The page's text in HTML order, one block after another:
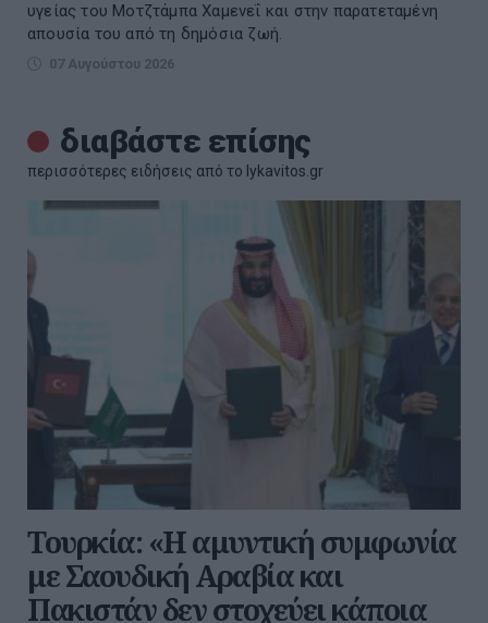
υγείας του Μοτζτάμπα Χαμενεΐ και στην παρατεταμένη
απουσία του από τη δημόσια ζωή.
07 Αυγούστου 2026
διαβάστε επίσης
περισσότερες ειδήσεις από το lykavitos.gr
Τουρκία: «Η αμυντική συμφωνία
με Σαουδική Αραβία και
Πακιστάν δεν στοχεύει κάποια